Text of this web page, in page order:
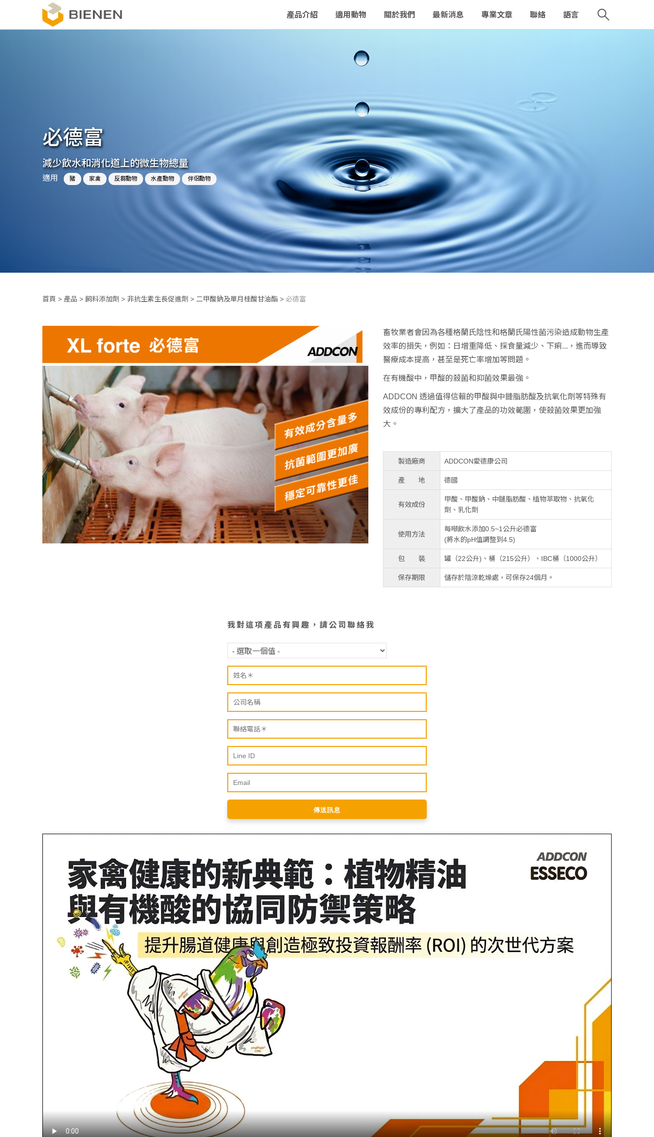
產品介紹 適用動物 關於我們 最新消息 專業文章 聯絡 語言
必德富
減少飲水和消化道上的微生物總量
適用 豬 家禽 反芻動物 水產動物 伴侶動物
首頁 > 產品 > 飼料添加劑 > 非抗生素生長促進劑 > 二甲酸鈉及單月桂酸甘油酯 > 必德富
畜牧業者會因為各種格蘭氏陰性和格蘭氏陽性菌污染造成動物生產
效率的損失，例如：日增重降低、採食量減少、下痢...，進而導致
醫療成本提高，甚至是死亡率增加等問題。
在有機酸中，甲酸的殺菌和抑菌效果最強。
ADDCON 透過值得信賴的甲酸與中鏈脂肪酸及抗氧化劑等特殊有
效成份的專利配方，擴大了產品的功效範圍，使殺菌效果更加強
大。
製造廠商 ADDCON愛德康公司
產 地 德國
有效成份
甲酸、甲酸鈉、中鏈脂肪酸、植物萃取物、抗氧化
劑、乳化劑
使用方法
每噸飲水添加0.5~1公升必德富
(將水的pH值調整到4.5)
包 裝 罐（22公升)、桶（215公升）、IBC桶（1000公升）
保存期限 儲存於陰涼乾燥處，可保存24個月。
我對這項產品有興趣，請公司聯絡我